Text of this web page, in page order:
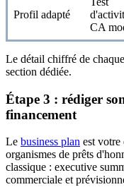
Profil adapté
CA
Le détail chiffré de
section dédiée.
Étape 3 : rédiger
financement
Le business plan est votre
organismes de prêts
classique : executive
commerciale et